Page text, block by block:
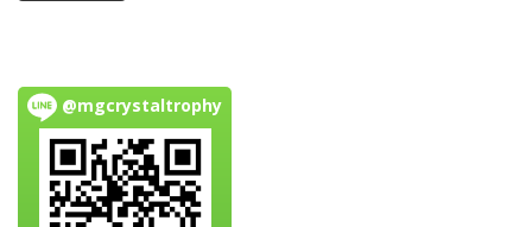
@mgcrystaltrophy